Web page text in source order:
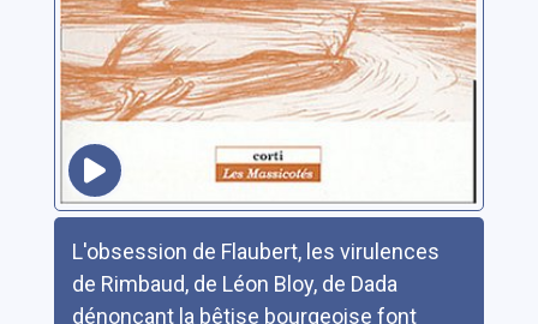
L'obsession de Flaubert, les virulences
de Rimbaud, de Léon Bloy, de Dada
dénonçant la bêtise bourgeoise font